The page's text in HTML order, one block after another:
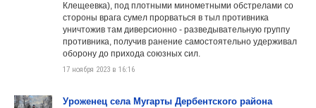
Клещеевка), под плотными минометными обстрелами со
стороны врага сумел прорваться в тыл противника
уничтожив там диверсионно - разведывательную группу
противника, получив ранение самостоятельно удерживал
оборону до прихода союзных сил.
17 ноября 2023 в 16:16
Уроженец села Мугарты Дербентского района